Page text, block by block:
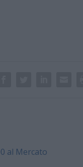
al Mercato